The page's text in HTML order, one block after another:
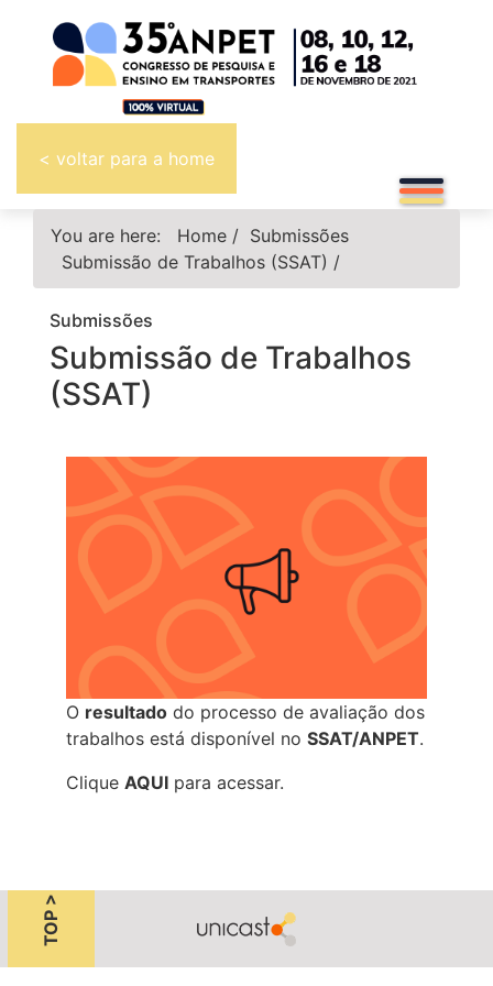
< voltar para a home
You are here: Home / Submissões
Submissão de Trabalhos (SSAT) /
Submissões
Submissão de Trabalhos
(SSAT)
O resultado do processo de avaliação dos
trabalhos está disponível no SSAT/ANPET.
Clique AQUI para acessar.
TOP >